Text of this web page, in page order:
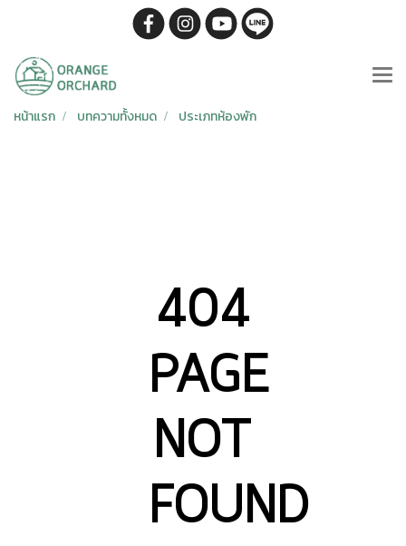
หน้าแรก บทความทั้งหมด ประเภทห้องพัก
404
PAGE
NOT
FOUND